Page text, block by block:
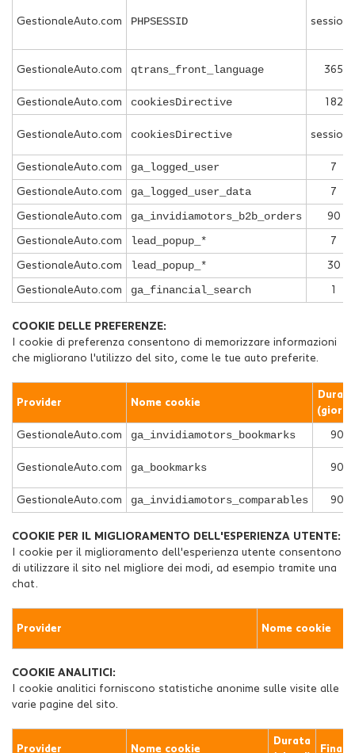
GestionaleAuto.com PHPSESSID sessione
GestionaleAuto.com qtrans_front_language 365
GestionaleAuto.com cookiesDirective 182
GestionaleAuto.com cookiesDirective sessione
GestionaleAuto.com ga_logged_user 7
GestionaleAuto.com ga_logged_user_data 7
GestionaleAuto.com ga_invidiamotors_b2b_orders 90
GestionaleAuto.com lead_popup_* 7
GestionaleAuto.com lead_popup_* 30
GestionaleAuto.com ga_financial_search
COOKIE DELLE PREFERENZE:
I cookie di preferenza consentono di memorizzare informazioni
che migliorano l'utilizzo del sito, come le tue auto preferite.
Provider Nome cookie
Durata
(giorni)
GestionaleAuto.com ga_invidiamotors_bookmarks 90
GestionaleAuto.com ga_bookmarks 90
GestionaleAuto.com ga_invidiamotors_comparables 90
COOKIE PER IL MIGLIORAMENTO DELL'ESPERIENZA UTENTE:
I cookie per il miglioramento dell'esperienza utente consentono
di utilizzare il sito nel migliore dei modi, ad esempio tramite una
chat.
Provider Nome cookie
COOKIE ANALITICI:
I cookie analitici forniscono statistiche anonime sulle visite alle
varie pagine del sito.
Provider Nome cookie
Durata